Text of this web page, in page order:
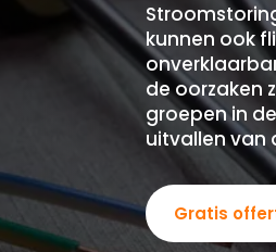
kunnen ook
de oorzaken
groepen in
uitvallen
Gratis